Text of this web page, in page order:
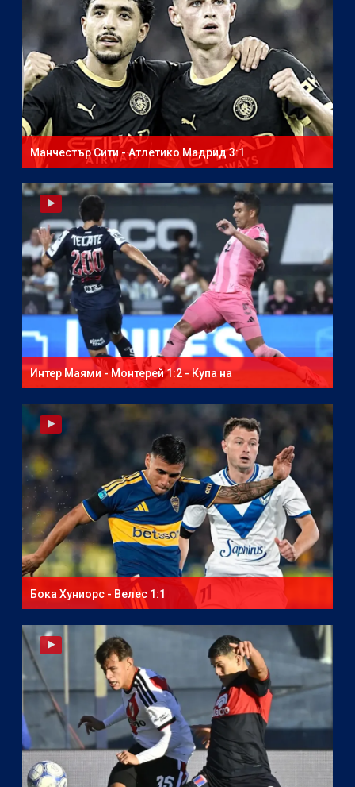
Манчестър Сити - Атлетико Мадрид 3:1
Интер Маями - Монтерей 1:2 - Купа на
Северноамериканската лига
Бока Хуниорс - Велес 1:1